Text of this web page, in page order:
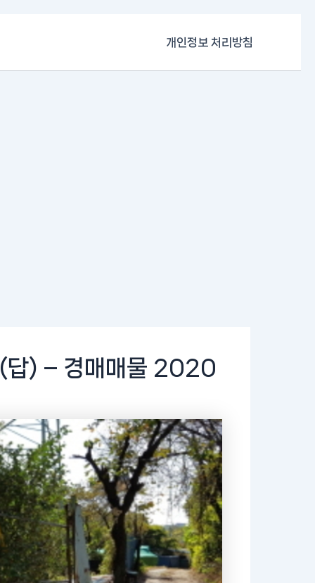
개인정보 처리방침
(답) – 경매매물 2020